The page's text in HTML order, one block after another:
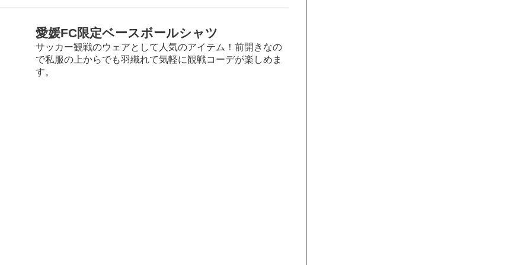
愛媛FC限定ベースボールシャツ
サッカー観戦のウェアとして人気のアイテム！前開きなの
で私服の上からでも羽織れて気軽に観戦コーデが楽しめま
す。